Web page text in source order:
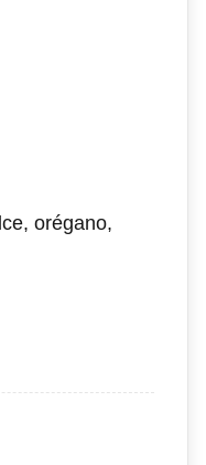
orégano,